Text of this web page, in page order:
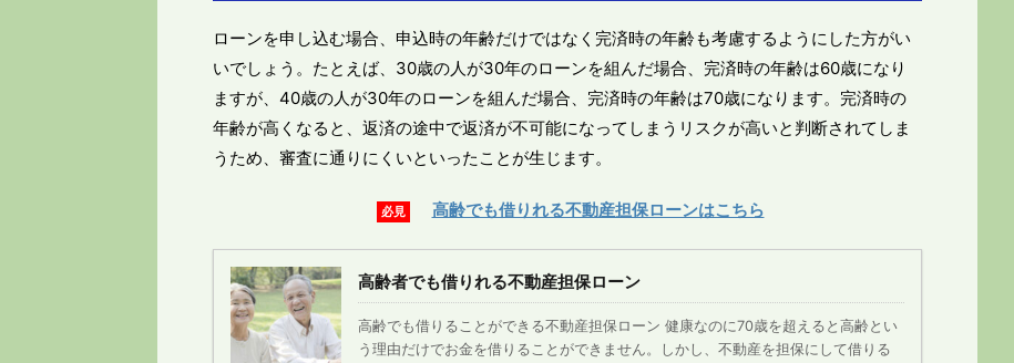
ローンを申し込む場合、申込時の年齢だけではなく完済時の年齢も考慮するようにした方がい
いでしょう。たとえば、30歳の人が30年のローンを組んだ場合、完済時の年齢は60歳になり
ますが、40歳の人が30年のローンを組んだ場合、完済時の年齢は70歳になります。完済時の
年齢が高くなると、返済の途中で返済が不可能になってしまうリスクが高いと判断されてしま
うため、審査に通りにくいといったことが生じます。
必見 高齢でも借りれる不動産担保ローンはこちら
高齢者でも借りれる不動産担保ローン
高齢でも借りることができる不動産担保ローン 健康なのに70歳を超えると高齢とい
う理由だけでお金を借りることができません。しかし、不動産を担保にして借りる